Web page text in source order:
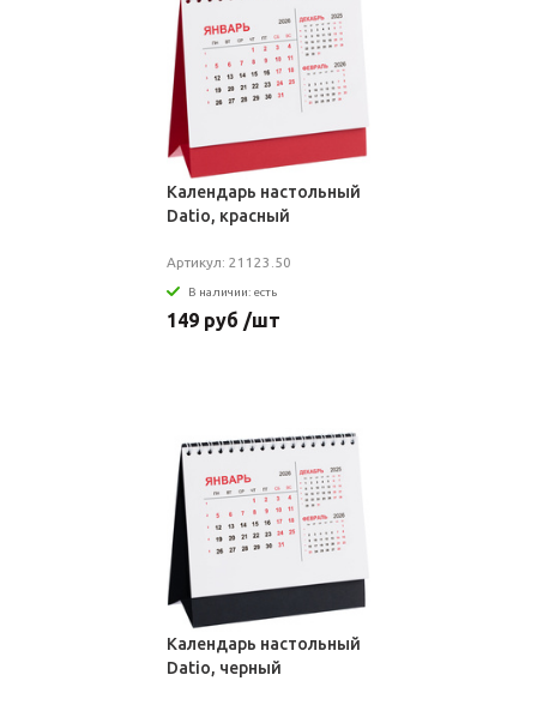
Календарь настольный
Datio, красный
Артикул: 21123.50
В наличии: есть
149 руб /шт
Календарь настольный
Datio, черный